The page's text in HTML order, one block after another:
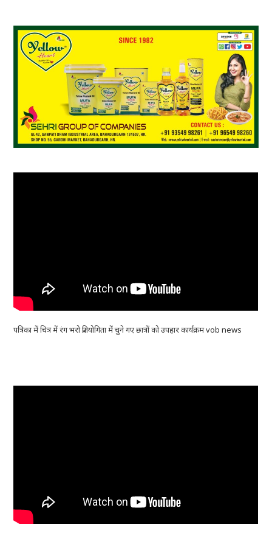
पत्रिका में चित्र में रंग भरो प्रतियोगिता में चुने गए छात्रों को उपहार कार्यक्रम vob news